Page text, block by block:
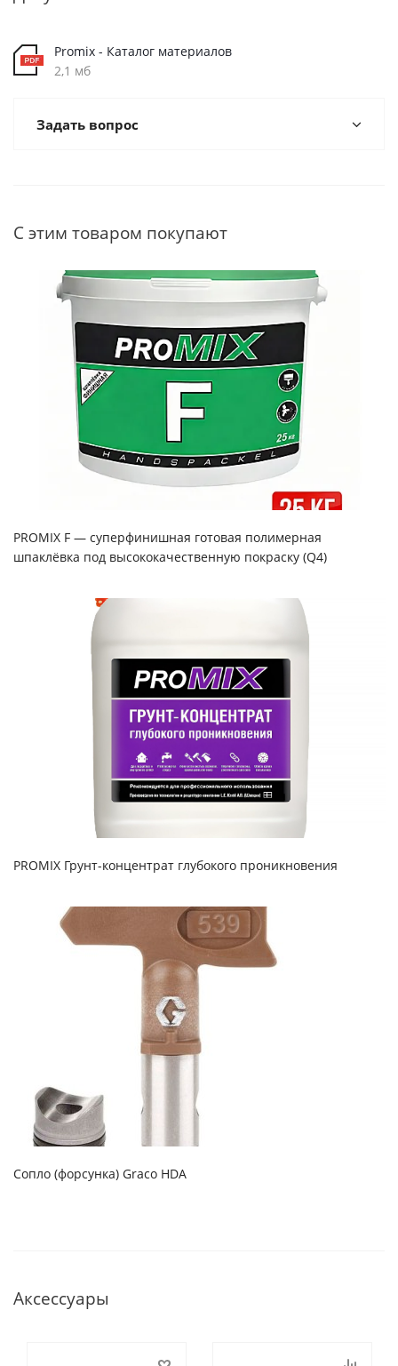
Promix - Каталог материалов
2,1 мб
Задать вопрос
С этим товаром покупают
PROMIX F — суперфинишная готовая полимерная
шпаклёвка под высококачественную покраску (Q4)
PROMIX Грунт-концентрат глубокого проникновения
Сопло (форсунка) Graco HDA
Аксессуары